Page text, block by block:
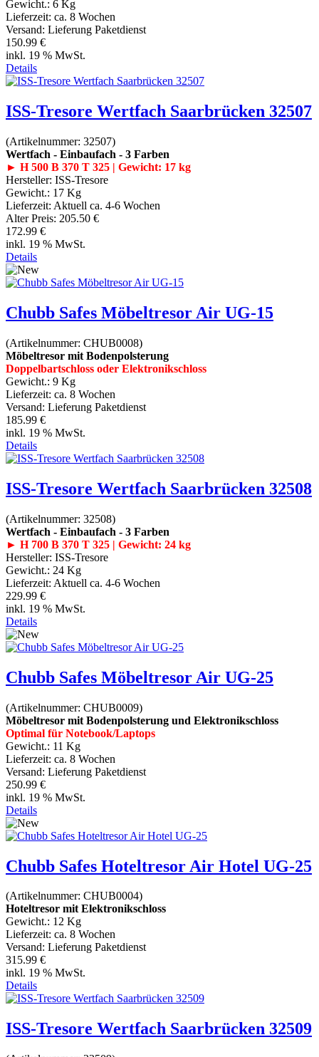
Gewicht.: 6 Kg
Lieferzeit: ca. 8 Wochen
Versand: Lieferung Paketdienst
150.99 €
inkl. 19 % MwSt.
Details
ISS-Tresore Wertfach Saarbrücken 32507
(Artikelnummer: 32507)
Wertfach - Einbaufach - 3 Farben
► H 500 B 370 T 325 | Gewicht: 17 kg
Hersteller: ISS-Tresore
Gewicht.: 17 Kg
Lieferzeit: Aktuell ca. 4-6 Wochen
Alter Preis: 205.50 €
172.99 €
inkl. 19 % MwSt.
Details
Chubb Safes Möbeltresor Air UG-15
(Artikelnummer: CHUB0008)
Möbeltresor mit Bodenpolsterung
Doppelbartschloss oder Elektronikschloss
Gewicht.: 9 Kg
Lieferzeit: ca. 8 Wochen
Versand: Lieferung Paketdienst
185.99 €
inkl. 19 % MwSt.
Details
ISS-Tresore Wertfach Saarbrücken 32508
(Artikelnummer: 32508)
Wertfach - Einbaufach - 3 Farben
► H 700 B 370 T 325 | Gewicht: 24 kg
Hersteller: ISS-Tresore
Gewicht.: 24 Kg
Lieferzeit: Aktuell ca. 4-6 Wochen
229.99 €
inkl. 19 % MwSt.
Details
Chubb Safes Möbeltresor Air UG-25
(Artikelnummer: CHUB0009)
Möbeltresor mit Bodenpolsterung und Elektronikschloss
Optimal für Notebook/Laptops
Gewicht.: 11 Kg
Lieferzeit: ca. 8 Wochen
Versand: Lieferung Paketdienst
250.99 €
inkl. 19 % MwSt.
Details
Chubb Safes Hoteltresor Air Hotel UG-25
(Artikelnummer: CHUB0004)
Hoteltresor mit Elektronikschloss
Gewicht.: 12 Kg
Lieferzeit: ca. 8 Wochen
Versand: Lieferung Paketdienst
315.99 €
inkl. 19 % MwSt.
Details
ISS-Tresore Wertfach Saarbrücken 32509